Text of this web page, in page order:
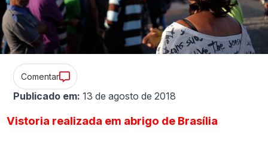
Comentar
Publicado em: 13 de agosto de 2018
Vistoria realizada em abrigo de Brasília